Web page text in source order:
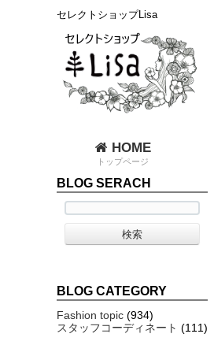
セレクトショップLisa
HOME
トップページ
BLOG SERACH
BLOG CATEGORY
Fashion topic (934)
スタッフコーディネート (111)